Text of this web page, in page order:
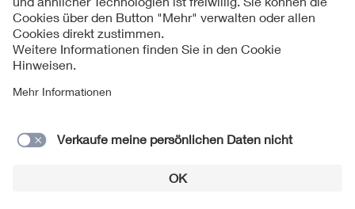
Impressum
Datenschutzinformationen
Cookie Hinweise
Compliance
Jahresarchiv
© 2026 VDE Verband der Elektrotechnik Elektronik